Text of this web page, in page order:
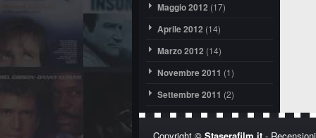
Maggio 2012 (17)
Aprile 2012 (14)
Marzo 2012 (14)
Novembre 2011 (1)
Settembre 2011 (2)